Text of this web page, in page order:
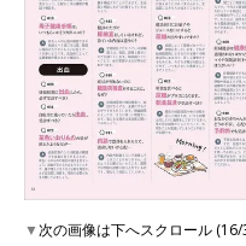
▼次の画像は下へスクロール (16/